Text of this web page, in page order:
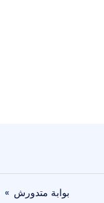
بوابة متدورش »